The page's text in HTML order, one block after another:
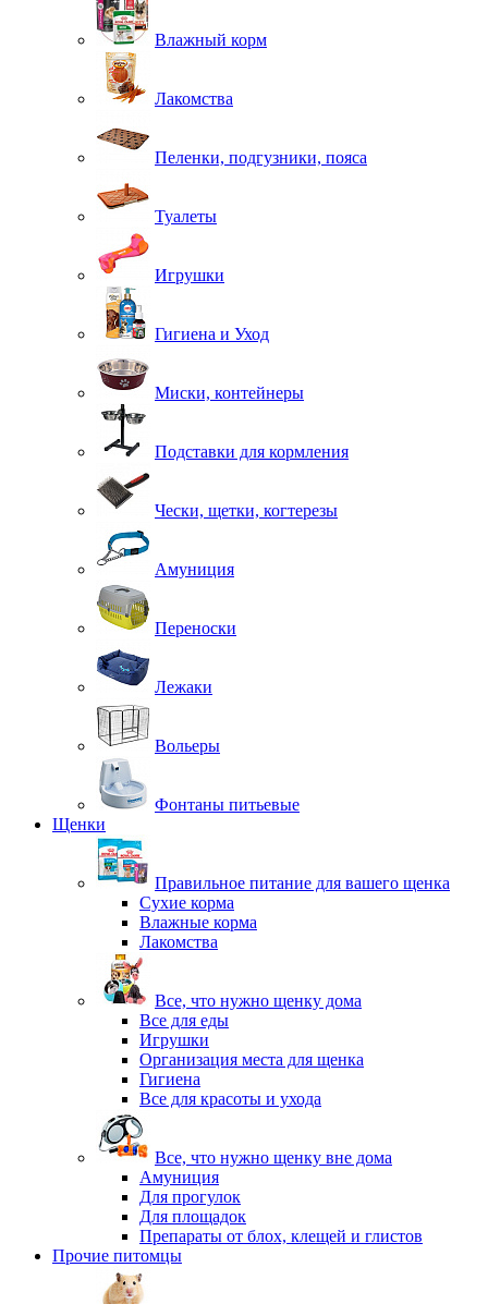
Влажный корм
Лакомства
Пеленки, подгузники, пояса
Туалеты
Игрушки
Гигиена и Уход
Миски, контейнеры
Подставки для кормления
Чески, щетки, когтерезы
Амуниция
Переноски
Лежаки
Вольеры
Фонтаны питьевые
Щенки
Правильное питание для вашего щенка
Сухие корма
Влажные корма
Лакомства
Все, что нужно щенку дома
Все для еды
Игрушки
Организация места для щенка
Гигиена
Все для красоты и ухода
Все, что нужно щенку вне дома
Амуниция
Для прогулок
Для площадок
Препараты от блох, клещей и глистов
Прочие питомцы